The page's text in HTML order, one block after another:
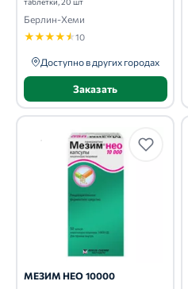
Берлин-Хеми
★★★★★10
Доступно в других городах
Заказать
МЕЗИМ НЕО 10000